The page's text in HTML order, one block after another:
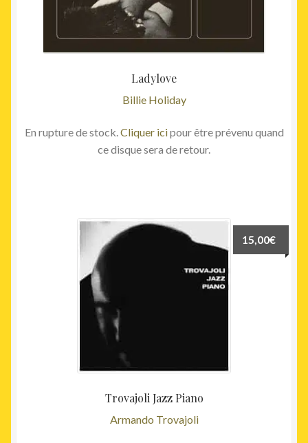
Ladylove
Billie Holiday
En rupture de stock.Cliquer icipour être prévenu quand
ce disque sera de retour.
Trovajoli Jazz Piano
Armando Trovajoli
15,00€